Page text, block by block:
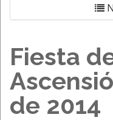
Fiesta
de 2014